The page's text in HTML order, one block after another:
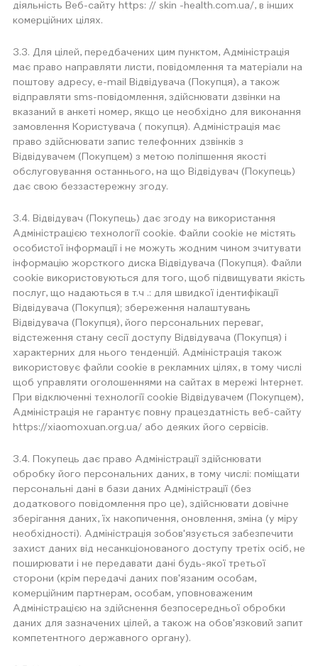
діяльність Веб-сайту https: // skin -health.com.ua/, в інших
комерційних цілях.
3.3. Для цілей, передбачених цим пунктом, Адміністрація
має право направляти листи, повідомлення та матеріали на
поштову адресу, e-mail Відвідувача (Покупця), а також
відправляти sms-повідомлення, здійснювати дзвінки на
вказаний в анкеті номер, якщо це необхідно для виконання
замовлення Користувача ( покупця). Адміністрація має
право здійснювати запис телефонних дзвінків з
Відвідувачем (Покупцем) з метою поліпшення якості
обслуговування останнього, на що Відвідувач (Покупець)
дає свою беззастережну згоду.
3.4. Відвідувач (Покупець) дає згоду на використання
Адміністрацією технології cookie. Файли cookie не містять
особистої інформації і не можуть жодним чином зчитувати
інформацію жорсткого диска Відвідувача (Покупця). Файли
cookie використовуються для того, щоб підвищувати якість
послуг, що надаються в т.ч .: для швидкої ідентифікації
Відвідувача (Покупця); збереження налаштувань
Відвідувача (Покупця), його персональних переваг,
відстеження стану сесії доступу Відвідувача (Покупця) і
характерних для нього тенденцій. Адміністрація також
використовує файли cookie в рекламних цілях, в тому числі
щоб управляти оголошеннями на сайтах в мережі Інтернет.
При відключенні технології cookie Відвідувачем (Покупцем),
Адміністрація не гарантує повну працездатність веб-сайту
https://xiaomoxuan.org.ua/ або деяких його сервісів.
3.4. Покупець дає право Адміністрації здійснювати
обробку його персональних даних, в тому числі: поміщати
персональні дані в бази даних Адміністрації (без
додаткового повідомлення про це), здійснювати довічне
зберігання даних, їх накопичення, оновлення, зміна (у міру
необхідності). Адміністрація зобов'язується забезпечити
захист даних від несанкціонованого доступу третіх осіб, не
поширювати і не передавати дані будь-якої третьої
сторони (крім передачі даних пов'язаним особам,
комерційним партнерам, особам, уповноваженим
Адміністрацією на здійснення безпосередньої обробки
даних для зазначених цілей, а також на обов'язковий запит
компетентного державного органу).